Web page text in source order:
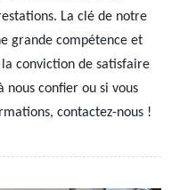
La clé de notre
grande compétence et
la conviction de satisfaire
nous confier ou si vous
contactez-nous !